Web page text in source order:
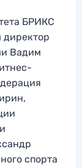
БРИКС
Вадим
спорта